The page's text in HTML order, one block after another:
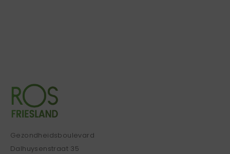
Gezondheidsboulevard
Dalhuysenstraat 35